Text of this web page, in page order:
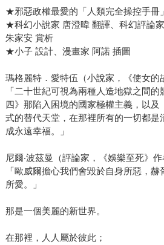
★邪惡政權最愛的「人類完全操控手冊
★科幻小說家 唐澄暐 翻譯、科幻評論
朱家安 賞析
★小子 設計、漫畫家 阿諾 插圖
瑪格麗特．愛特伍（小說家，《使女的
「二十世紀可視為兩種人造地獄之間
四》那陷入困境的國家極權主義，以及
式的替代天堂，在那裡所有的一切都是
成永遠幸福。」
尼爾‧波茲曼（評論家，《娛樂至死》作
「歐威爾擔心我們會毀於自身所惡，
所愛。」
那是一個美麗的新世界。
在那裡，人人屬於彼此；